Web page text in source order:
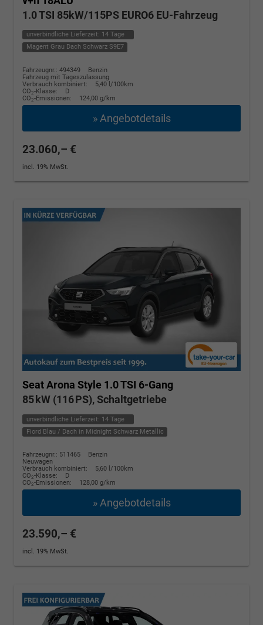
1.0 TSI 85kW/115PS EURO6 EU-Fahrzeug
unverbindliche Lieferzeit: 14 Tage
Magent Grau Dach Schwarz S9E7
Fahrzeugnr.: 494349
Benzin
Fahrzeug mit Tageszulassung
Verbrauch kombiniert:
5,40 l/100km
CO2-Klasse:
D
CO2-Emissionen: 124,00 g/km
» Angebotdetails
23.060,– €
incl. 19% MwSt.
Seat Arona Style 1.0 TSI 6-Gang
85 kW (116 PS), Schaltgetriebe
unverbindliche Lieferzeit: 14 Tage
Fiord Blau / Dach in Midnight Schwarz Metallic
Fahrzeugnr.: 511465
Benzin
Neuwagen
Verbrauch kombiniert:
5,60 l/100km
CO2-Klasse:
D
CO2-Emissionen: 128,00 g/km
» Angebotdetails
23.590,– €
incl. 19% MwSt.